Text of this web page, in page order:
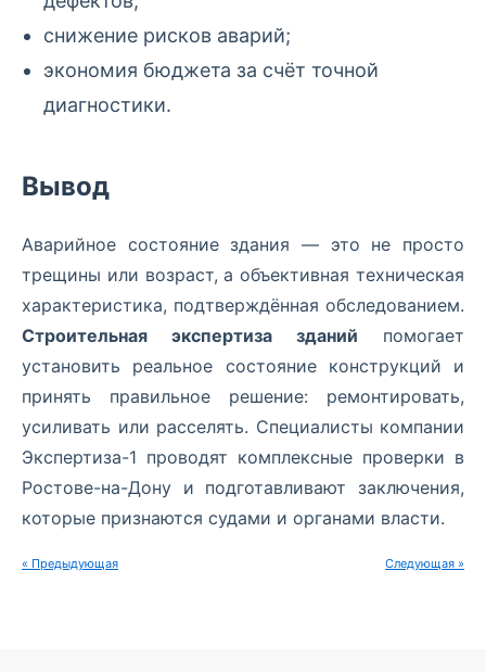
снижение рисков аварий;
экономия бюджета за счёт точной
диагностики.
Вывод
Аварийное состояние здания — это не просто
трещины или возраст, а объективная техническая
характеристика, подтверждённая обследованием.
Строительная экспертиза зданий помогает
установить реальное состояние конструкций и
принять правильное решение: ремонтировать,
усиливать или расселять. Специалисты компании
Экспертиза-1 проводят комплексные проверки в
Ростове-на-Дону и подготавливают заключения,
которые признаются судами и органами власти.
Следующая »
« Предыдующая